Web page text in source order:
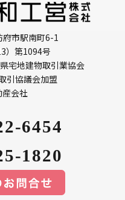
府市駅南町6-1
）第1094号
宅地建物取引業協会
引協議会加盟
産会社
6454
1820